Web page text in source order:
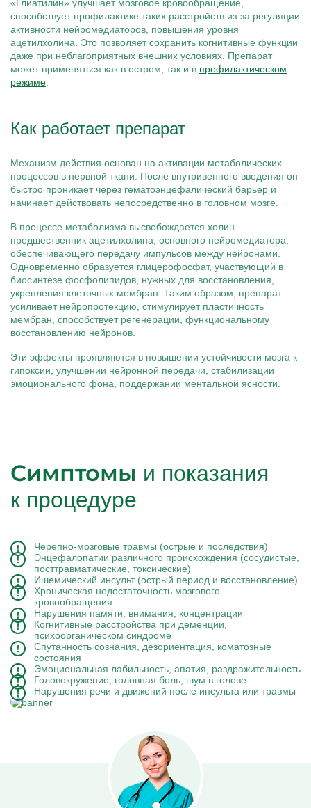
«Глиатилин» улучшает мозговое кровообращение,
способствует профилактике таких расстройств из-за регуляции
активности нейромедиаторов, повышения уровня
ацетилхолина. Это позволяет сохранить когнитивные функции
даже при неблагоприятных внешних условиях. Препарат
может применяться как в остром, так и в профилактическом
режиме
Как работает препарат
Механизм действия основан на активации метаболических
процессов в нервной ткани. После внутривенного введения он
быстро проникает через гематоэнцефалический барьер и
начинает действовать непосредственно в головном мозге.
В процессе метаболизма высвобождается холин —
предшественник ацетилхолина, основного нейромедиатора,
обеспечивающего передачу импульсов между нейронами.
Одновременно образуется глицерофосфат, участвующий в
биосинтезе фосфолипидов, нужных для восстановления,
укрепления клеточных мембран. Таким образом, препарат
усиливает нейропротекцию, стимулирует пластичность
мембран, способствует регенерации, функциональному
восстановлению нейронов.
Эти эффекты проявляются в повышении устойчивости мозга к
гипоксии, улучшении нейронной передачи, стабилизации
эмоционального фона, поддержании ментальной ясности.
Симптомы и показания
к процедуре
Черепно-мозговые травмы (острые и последствия)
Энцефалопатии различного происхождения (сосудистые,
посттравматические, токсические)
Ишемический инсульт (острый период и восстановление)
Хроническая недостаточность мозгового
кровообращения
Нарушения памяти, внимания, концентрации
Когнитивные расстройства при деменции,
психоорганическом синдроме
Спутанность сознания, дезориентация, коматозные
состояния
Эмоциональная лабильность, апатия, раздражительность
Головокружение, головная боль, шум в голове
Нарушения речи и движений после инсульта или травмы